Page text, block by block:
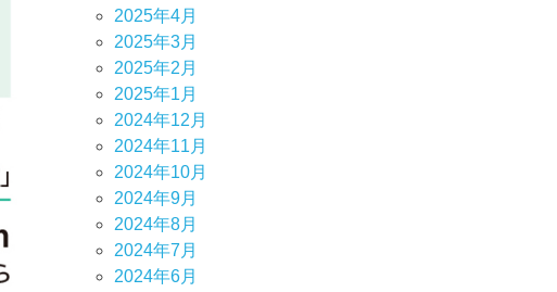
2025年4月
2025年3月
2025年2月
2025年1月
2024年12月
2024年11月
2024年10月
2024年9月
2024年8月
2024年7月
2024年6月